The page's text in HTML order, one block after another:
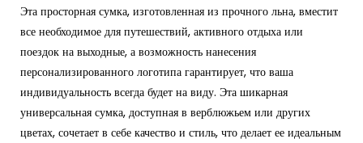
Эта просторная сумка, изготовленная из прочного льна, вместит
все необходимое для путешествий, активного отдыха или
поездок на выходные, а возможность нанесения
персонализированного логотипа гарантирует, что ваша
индивидуальность всегда будет на виду. Эта шикарная
универсальная сумка, доступная в верблюжьем или других
цветах, сочетает в себе качество и стиль, что делает ее идеальным